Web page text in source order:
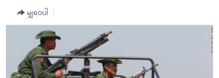
ပင်မ
အစ္စရေး-ပါလက်စတိုင်း
အင်္ဂလိပ်စာလေ့လာမယ်
အမေရိကန်သုံးအီဒီယံ
မကြေးမုံရဲ့ အင်္ဂလိပ်စာ
ရုပ်ရှင်ထဲက အင်္ဂလိပ်စာ
အပတ်စဉ်ကဏ္ဍများ
ရေဒီယို
တီဗွီ
ရေဒီယိုနှင့်ရုပ်သံ အချက်အလက်များ
ရေဒီယို/တီဗွီအစီအစဉ်
မျှဝေပါ